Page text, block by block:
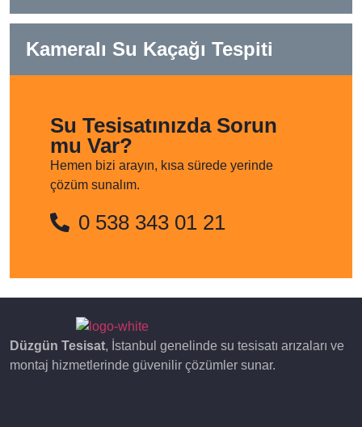
Kameralı Su Kaçağı Tespiti
Su Tesisatınızda Sorun
mu Var?
Hemen bizi arayın, kısa sürede yerinde
çözüm sunalım.
0 538 343 01 21
Düzgün Tesisat, İstanbul genelinde su tesisatı arızaları ve
montaj hizmetlerinde güvenilir çözümler sunar.